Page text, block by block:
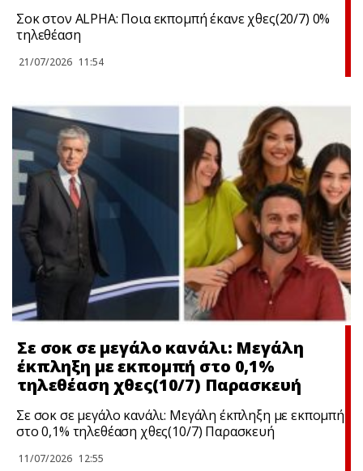
Σoκ στον ALPHA: Ποια εκπομπή έκανε χθες(20/7) 0%
τηλεθέαση
21/07/2026 11:54
Σε σoκ σε μεγάλο κανάλι: Μεγάλη
έκπληξη με εκπομπή στο 0,1%
τηλεθέαση χθες(10/7) Παρασκευή
Σε σoκ σε μεγάλο κανάλι: Μεγάλη έκπληξη με εκπομπή
στο 0,1% τηλεθέαση χθες(10/7) Παρασκευή
11/07/2026 12:55